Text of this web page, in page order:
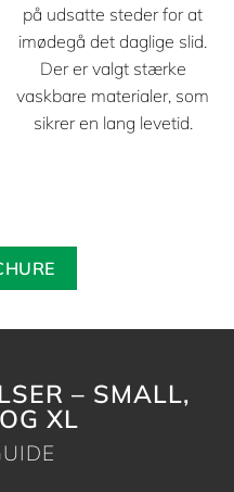
på udsatte steder for at
imødegå det daglige slid.
Der er valgt stærke
vaskbare materialer, som
sikrer en lang levetid.
– SMALL,
XL